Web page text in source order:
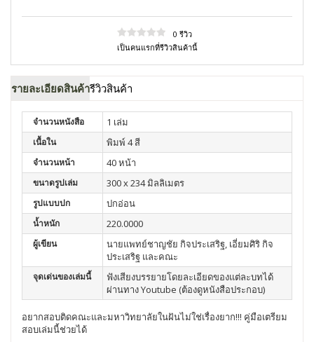
0 รีวิว
เป็นคนแรกที่รีวิวสินค้านี้
รายละเอียดสินค้ารีวิวสินค้า
จำนวนหนังสือ 1 เล่ม
เนื้อใน พิมพ์ 4 สี
จำนวนหน้า 40 หน้า
ขนาดรูปเล่ม 300 x 234 มิลลิเมตร
รูปแบบปก ปกอ่อน
น้ำหนัก 220.0000
ผู้เขียน
นายแพทย์ชาญชัย กิจประเสริฐ, เอี่ยมศิริ กิจ
ประเสริฐ และคณะ
จุดเด่นของเล่มนี้
ฟังเสียงบรรยายโดยละเอียดของแต่ละบทได้
ผ่านทาง Youtube (ต้องดูหนังสือประกอบ)
อยากสอบติดคณะและมหาวิทยาลัยในฝันไม่ใช่เรื่องยาก!!! คู่มือเตรียม
สอบเล่มนี้ช่วยได้